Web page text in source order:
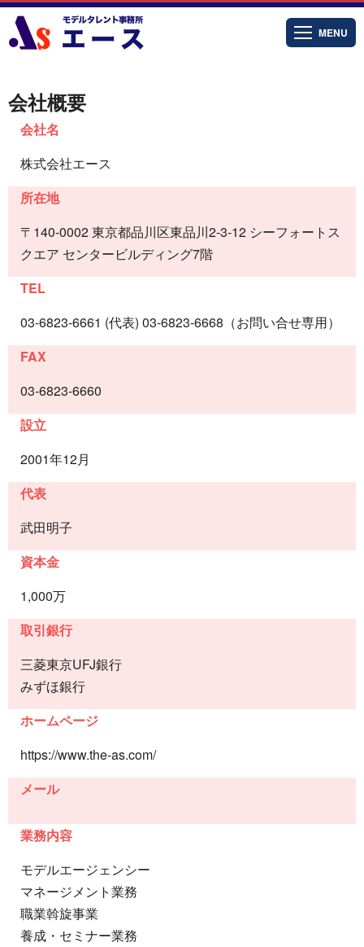
MENU
会社概要
会社名
株式会社エース
所在地
〒140-0002 東京都品川区東品川2-3-12 シーフォートス
クエア センタービルディング7階
TEL
03-6823-6661 (代表) 03-6823-6668（お問い合せ専用）
FAX
03-6823-6660
設立
2001年12月
代表
武田明子
資本金
1,000万
取引銀行
三菱東京UFJ銀行
みずほ銀行
ホームページ
https://www.the-as.com/
メール
業務内容
モデルエージェンシー
マネージメント業務
職業斡旋事業
養成・セミナー業務